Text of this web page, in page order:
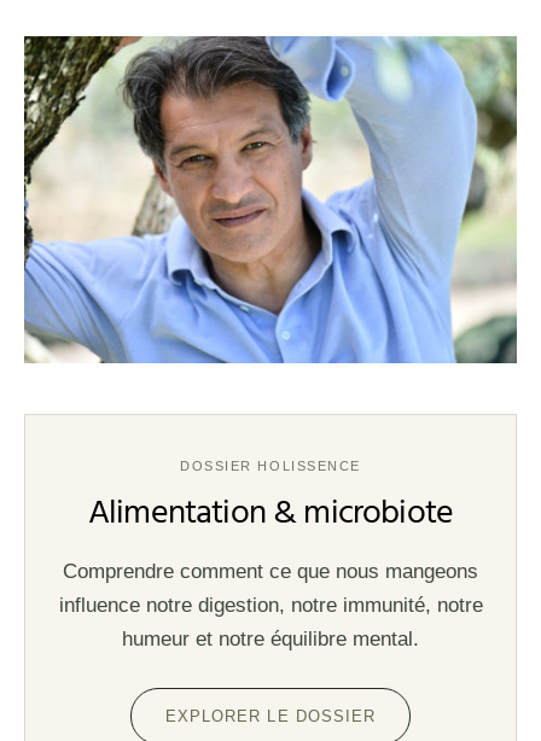
DOSSIER HOLISSENCE
Alimentation & microbiote
Comprendre comment ce que nous mangeons
influence notre digestion, notre immunité, notre
humeur et notre équilibre mental.
EXPLORER LE DOSSIER